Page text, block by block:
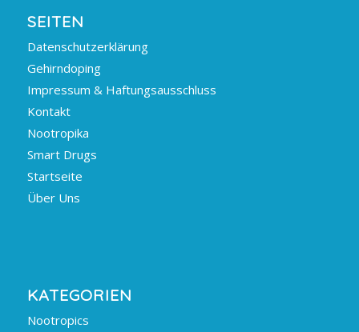
SEITEN
Datenschutzerklärung
Gehirndoping
Impressum & Haftungsausschluss
Kontakt
Nootropika
Smart Drugs
Startseite
Über Uns
KATEGORIEN
Nootropics